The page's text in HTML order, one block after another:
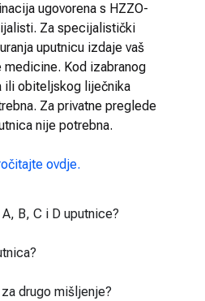
ugovorena s HZZO-
Za specijalistički
uputnicu izdaje vaš
Kod izabranog
ili obiteljskog liječnika
Za privatne preglede
nije potrebna.
ovdje.
B, C i D uputnice?
drugo mišljenje?